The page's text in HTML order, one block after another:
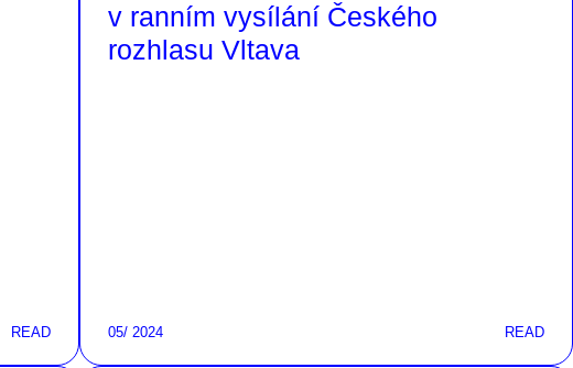
READ
v ranním vysílání Českého
rozhlasu Vltava
05/ 2024 READ